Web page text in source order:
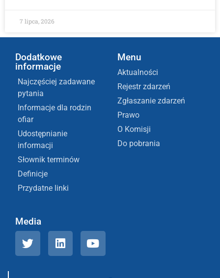
7 lipca, 2026
Dodatkowe
informacje
Najczęściej zadawane
pytania
Informacje dla rodzin
ofiar
Udostępnianie
informacji
Słownik terminów
Definicje
Przydatne linki
Menu
Aktualności
Rejestr zdarzeń
Zgłaszanie zdarzeń
Prawo
O Komisji
Do pobrania
Media